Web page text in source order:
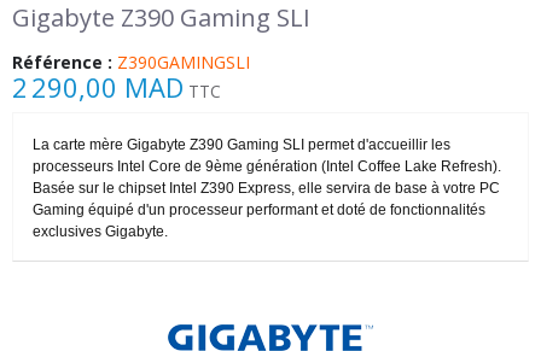
Gigabyte Z390 Gaming SLI
Référence : Z390GAMINGSLI
2 290,00 MAD TTC
La carte mère Gigabyte Z390 Gaming SLI permet d'accueillir les
processeurs Intel Core de 9ème génération (Intel Coffee Lake Refresh).
Basée sur le chipset Intel Z390 Express, elle servira de base à votre PC
Gaming équipé d'un processeur performant et doté de fonctionnalités
exclusives Gigabyte.